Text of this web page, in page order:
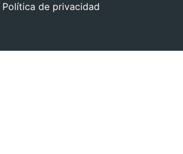
Política de privacidad